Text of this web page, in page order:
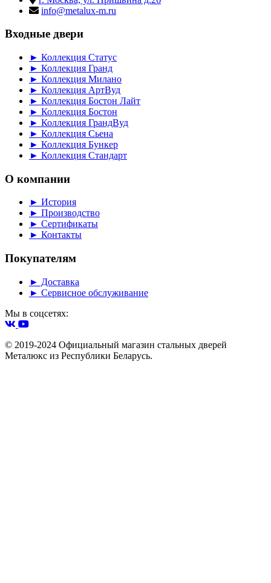
info@metalux-m.ru
Входные двери
► Коллекция Статус
► Коллекция Гранд
► Коллекция Милано
► Коллекция АртВуд
► Коллекция Бостон Лайт
► Коллекция Бостон
► Коллекция ГрандВуд
► Коллекция Сьена
► Коллекция Бункер
► Коллекция Стандарт
О компании
► История
► Производство
► Сертификаты
► Контакты
Покупателям
► Доставка
► Сервисное обслуживание
Мы в соцсетях:
© 2019-2024 Официальный магазин стальных дверей
Металюкс из Республики Беларусь.